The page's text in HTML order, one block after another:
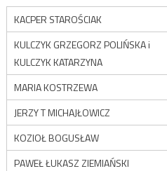
KACPER STAROŚCIAK
KULCZYK GRZEGORZ POLIŃSKA i
KULCZYK KATARZYNA
MARIA KOSTRZEWA
JERZY T MICHAJŁOWICZ
KOZIOŁ BOGUSŁAW
PAWEŁ ŁUKASZ ZIEMIAŃSKI